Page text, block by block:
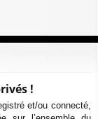
!
et/ou connecté,